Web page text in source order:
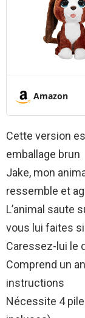
Amazon
Cette version
emballage brun
Jake, mon
ressemble et
L’animal saute
vous lui faites
Caressez-lui le
Comprend un
instructions
Nécessite 4